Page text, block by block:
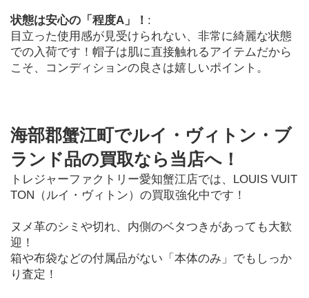
状態は安心の「程度A」！ :
目立った使用感が見受けられない、非常に綺麗な状態
での入荷です！帽子は肌に直接触れるアイテムだから
こそ、コンディションの良さは嬉しいポイント。
海部郡蟹江町でルイ・ヴィトン・ブ
ランド品の買取なら当店へ！
トレジャーファクトリー愛知蟹江店では、LOUIS VUIT
TON（ルイ・ヴィトン）の買取強化中です！
ヌメ革のシミや切れ、内側のベタつきがあっても大歓
迎！
箱や布袋などの付属品がない「本体のみ」でもしっか
り査定！